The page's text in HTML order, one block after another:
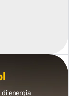
energia